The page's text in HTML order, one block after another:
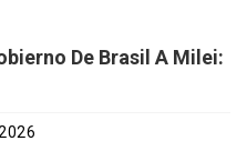
De Brasil A Milei: